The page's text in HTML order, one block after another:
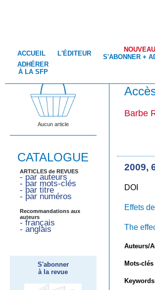
ACCUEIL L'ÉDITEUR
S'ABONNER +
ADHÉRER
À LA SFP
Aucun article
CATALOGUE
ARTICLES de REVUES
- par auteurs
- par mots-clés
- par titre
- par numéros
Recommandations aux
auteurs
- français
- anglais
S'abonner
à la revue
Barbe
2009,
DOI
Effets
The
Auteurs/
Mots-clés